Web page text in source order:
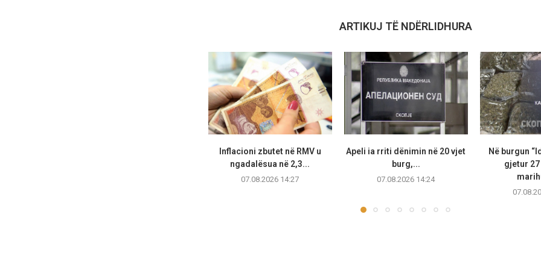
ARTIKUJ TË NDËRLIDHURA
Inflacioni zbutet në RMV u
ngadalësua në 2,3...
07.08.2026 14:27
Apeli ia rriti dënimin në 20 vjet
burg,...
07.08.2026 14:24
Në burgun
gjetur